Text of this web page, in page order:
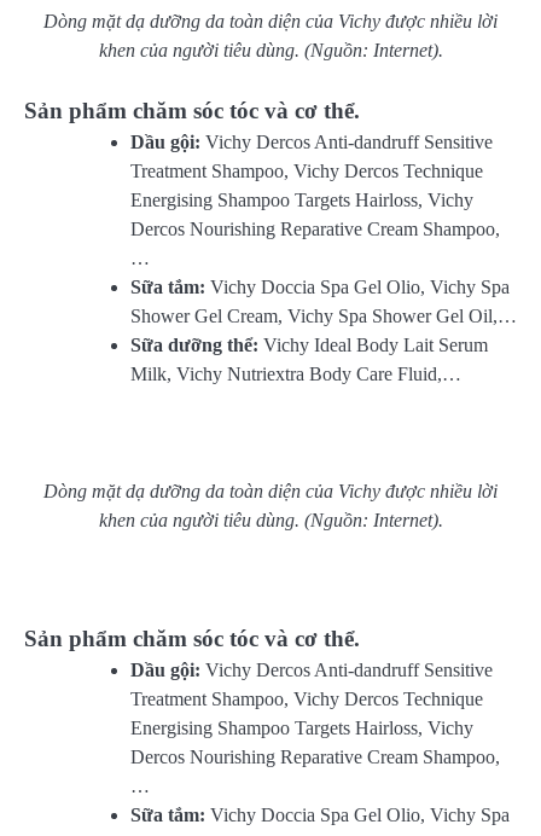
Dòng mặt dạ dưỡng da toàn diện của Vichy được nhiều lời
khen của người tiêu dùng. (Nguồn: Internet).
Sản phẩm chăm sóc tóc và cơ thể.
Dầu gội: Vichy Dercos Anti-dandruff Sensitive
Treatment Shampoo, Vichy Dercos Technique
Energising Shampoo Targets Hairloss, Vichy
Dercos Nourishing Reparative Cream Shampoo,
…
Sữa tắm: Vichy Doccia Spa Gel Olio, Vichy Spa
Shower Gel Cream, Vichy Spa Shower Gel Oil,…
Sữa dưỡng thể: Vichy Ideal Body Lait Serum
Milk, Vichy Nutriextra Body Care Fluid,…
Dòng mặt dạ dưỡng da toàn diện của Vichy được nhiều lời
khen của người tiêu dùng. (Nguồn: Internet).
Sản phẩm chăm sóc tóc và cơ thể.
Dầu gội: Vichy Dercos Anti-dandruff Sensitive
Treatment Shampoo, Vichy Dercos Technique
Energising Shampoo Targets Hairloss, Vichy
Dercos Nourishing Reparative Cream Shampoo,
…
Sữa tắm: Vichy Doccia Spa Gel Olio, Vichy Spa